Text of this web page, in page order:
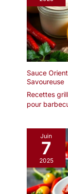
Sauce
Savoureuse
Recettes
pour
Juin
7
2025